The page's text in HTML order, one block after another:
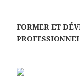
FORMER ET